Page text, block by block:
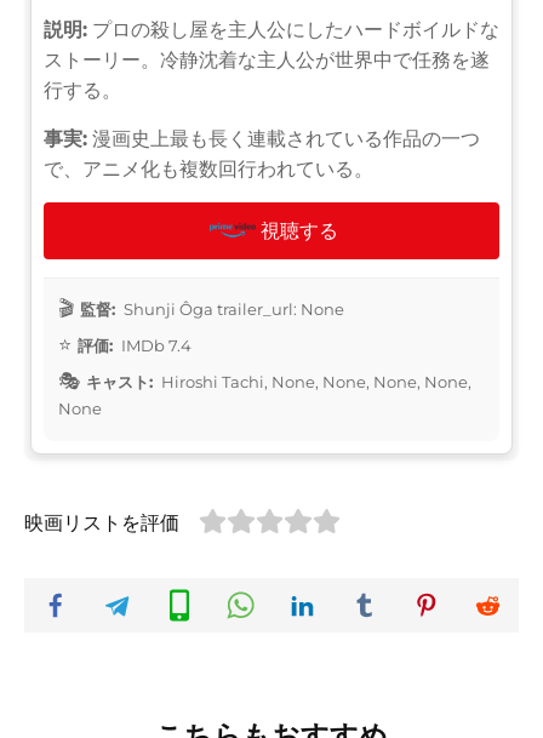
説明: プロの殺し屋を主人公にしたハードボイルドな
ストーリー。冷静沈着な主人公が世界中で任務を遂
行する。
事実: 漫画史上最も長く連載されている作品の一つ
で、アニメ化も複数回行われている。
視聴する
監督: Shunji Ôga trailer_url: None
評価: IMDb 7.4
キャスト: Hiroshi Tachi, None, None, None, None,
None
映画リストを評価